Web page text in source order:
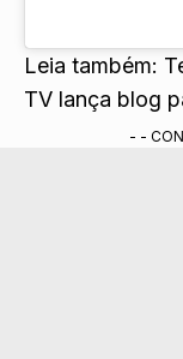
Leia também:
TV lança blog
- -